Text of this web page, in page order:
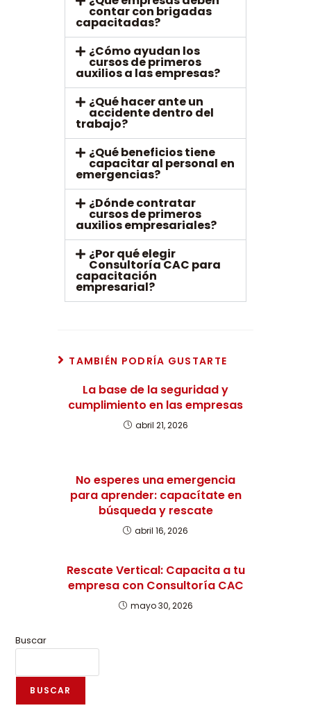
contar con brigadas
capacitadas?
¿Cómo ayudan los
cursos de primeros
auxilios a las empresas?
¿Qué hacer ante un
accidente dentro del
trabajo?
¿Qué beneficios tiene
capacitar al personal en
emergencias?
¿Dónde contratar
cursos de primeros
auxilios empresariales?
¿Por qué elegir
Consultoría CAC para
capacitación
empresarial?
TAMBIÉN PODRÍA GUSTARTE
La base de la seguridad y
cumplimiento en las empresas
abril 21, 2026
No esperes una emergencia
para aprender: capacítate en
búsqueda y rescate
abril 16, 2026
Rescate Vertical: Capacita a tu
empresa con Consultoría CAC
mayo 30, 2026
Buscar
BUSCAR